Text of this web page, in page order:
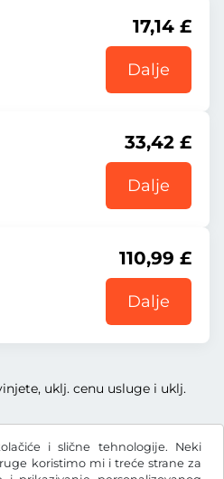
i slične tehnologije. Neki
koristimo mi i treće strane za
17,14 £
Dalje
33,42 £
Dalje
110,99 £
Dalje
uklj. cenu usluge i uklj.